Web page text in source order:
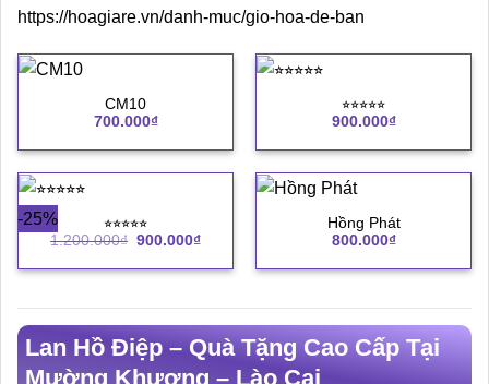
https://hoagiare.vn/danh-muc/gio-hoa-de-ban
CM10
700.000₫
⭐︎⭐︎⭐︎⭐︎⭐︎
900.000₫
-25%
⭐︎⭐︎⭐︎⭐︎⭐︎
1.200.000₫ Giá
là:
900.000₫Giá
tại
Hồng Phát
800.000₫
Lan Hồ Điệp – Quà Tặng Cao Cấp Tại
Mường Khương – Lào Cai